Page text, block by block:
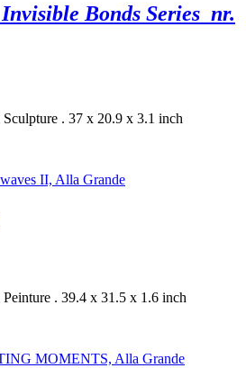
Bonds Series_nr.
Sculpture . 37 x 20.9 x 3.1 inch
Peinture . 39.4 x 31.5 x 1.6 inch